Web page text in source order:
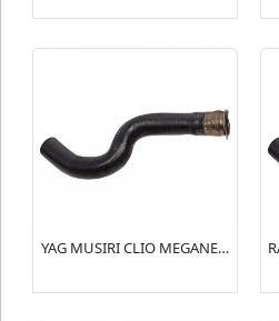
YAG MUSIRI CLIO MEGANE I 1.9 TDI 2.0I 96-> ( 77 00 845 214 )